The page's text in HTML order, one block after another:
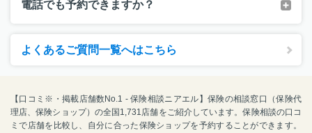
電話でも予約できますか？
よくあるご質問一覧へはこちら
【口コミ※・掲載店舗数No.1 - 保険相談ニアエル】保険の相談窓口（保険代
理店、保険ショップ）の全国1,731店舗をご紹介しています。保険相談の口コ
ミで店舗を比較し、自分に合った保険ショップを予約することができます。